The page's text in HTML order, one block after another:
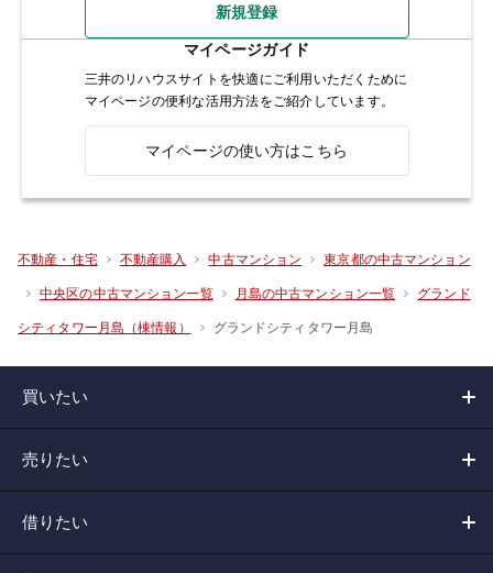
新規登録
マイページガイド
三井のリハウスサイトを快適にご利用いただくために
マイページの便利な活用方法をご紹介しています。
マイページの使い方はこちら
不動産・住宅 不動産購入 中古マンション 東京都の中古マンション
中央区の中古マンション一覧 月島の中古マンション一覧 グランド
シティタワー月島（棟情報） グランドシティタワー月島
買いたい
売りたい
借りたい